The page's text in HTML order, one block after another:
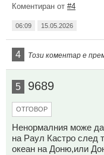
Коментиран от #4
06:09 15.05.2026
4 Този коментар е
5 9689
ОТГОВОР
Ненормалния може
на Раул Кастро след
океан на Доню,или